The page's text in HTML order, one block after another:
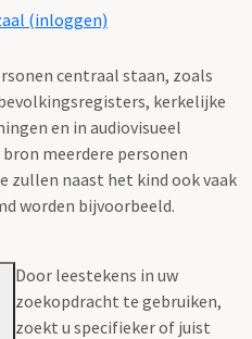
(inloggen)
centraal staan, zoals
kerkelijke
en in audiovisueel
meerdere personen
zullen naast het kind ook vaak
worden bijvoorbeeld.
Door leestekens in uw
zoekopdracht te gebruiken,
zoekt u specifieker of juist